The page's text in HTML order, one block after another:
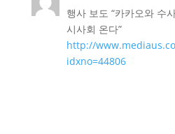
행사 보도 “카카오와 수
시사회 온다”
http://
idxno=44806